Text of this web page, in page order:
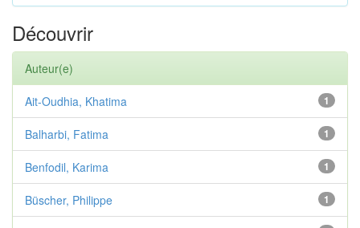
Découvrir
Auteur(e)
1
Ait-Oudhia, Khatima
1
Balharbi, Fatima
1
Benfodil, Karima
1
Büscher, Philippe